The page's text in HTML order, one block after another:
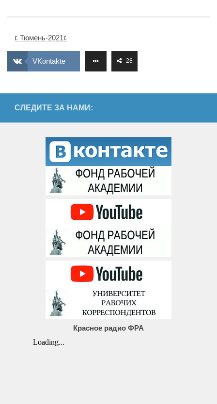
г. Тюмень-2021г.
VKontakte 28
СЛЕДИТЕ ЗА НАМИ:
Красное радио ФРА